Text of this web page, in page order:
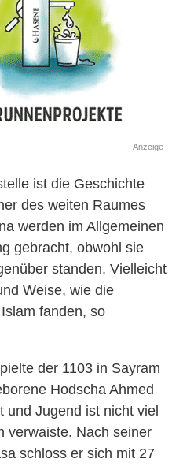
Anzeige
ist die Geschichte
des weiten Raumes
werden im Allgemeinen
gebracht, obwohl sie
standen. Vielleicht
Weise, wie die
fanden, so
der 1103 in Sayram
Hodscha Ahmed
und Jugend ist nicht viel
verwaiste. Nach seiner
schloss er sich mit 27